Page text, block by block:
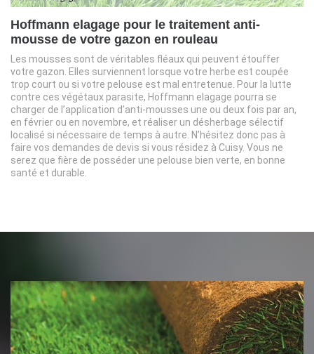
Hoffmann elagage pour le traitement anti-
mousse de votre gazon en rouleau
Les mousses sont de véritables fléaux qui peuvent étouffer
votre gazon. Elles surviennent lorsque votre herbe est coupée
trop court ou si votre pelouse est mal entretenue. Pour la lutte
contre ces végétaux parasite, Hoffmann elagage pourra se
charger de l’application d’anti-mousses une ou deux fois par an,
en février ou en novembre, et réaliser un désherbage sélectif
localisé si nécessaire de temps à autre. N’hésitez donc pas à
faire vos demandes de devis si vous résidez à Cuisy. Vous ne
serez que fière de posséder une pelouse bien verte, en bonne
santé et durable.